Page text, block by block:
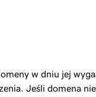
w dniu jej
Jeśli domena